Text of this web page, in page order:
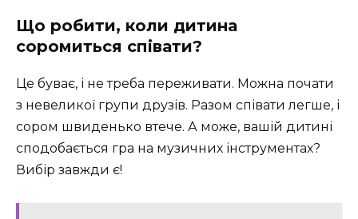
Що робити, коли дитина
соромиться співати?
Це буває, і не треба переживати. Можна почати
з невеликої групи друзів. Разом співати легше, і
сором швиденько втече. А може, вашій дитині
сподобається гра на музичних інструментах?
Вибір завжди є!